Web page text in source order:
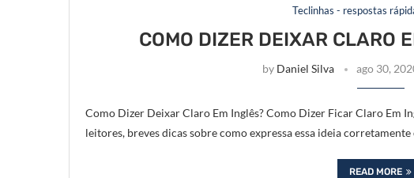
Teclinhas - respostas
COMO DIZER DEIXAR CLARO
by Daniel Silva ago 30,
Como Dizer Deixar Claro Em Inglês? Como Dizer Ficar Claro Em
leitores, breves dicas sobre como expressa essa ideia
READ MORE